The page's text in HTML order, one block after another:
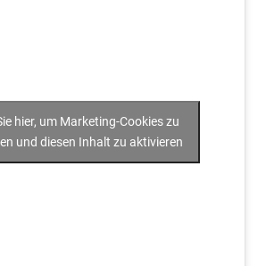
hier, um Marketing-Cookies zu
und diesen Inhalt zu aktivieren